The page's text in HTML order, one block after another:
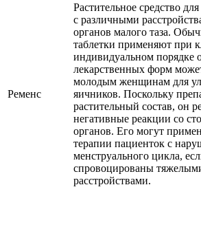
Ременс
Растительное средство
с различными
органов малого таза.
таблетки применяют при
индивидуальном порядке
лекарственных форм
молодым женщинам для
яичников. Поскольку
растительный состав, он
негативные реакции со
органов. Его могут
терапии пациенток с
менструального цикла,
спровоцированы
расстройствами.